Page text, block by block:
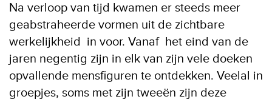
Na verloop van tijd kwamen er steeds meer
geabstraheerde vormen uit de zichtbare
werkelijkheid in voor. Vanaf het eind van de
jaren negentig zijn in elk van zijn vele doeken
opvallende mensfiguren te ontdekken. Veelal in
groepjes, soms met zijn tweeën zijn deze